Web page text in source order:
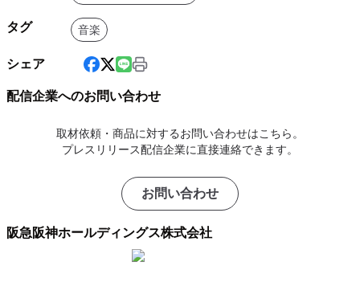
タグ 音楽
シェア
配信企業へのお問い合わせ
取材依頼・商品に対するお問い合わせはこちら。
プレスリリース配信企業に直接連絡できます。
お問い合わせ
阪急阪神ホールディングス株式会社